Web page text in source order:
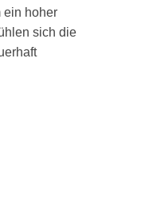
ein hoher
sich die